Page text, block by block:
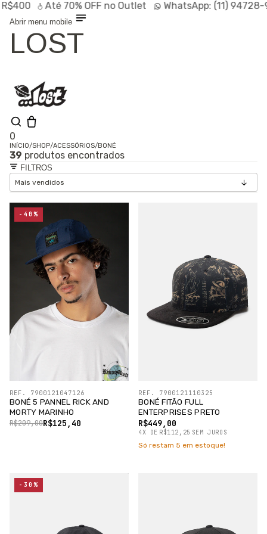
Até 70% OFFno Outlet WhatsApp:(11) 94728-9569
Abrir menu mobile
LOST
0
Shop
Lançamentos
Linhas
Especiais
Outlet SALE
INÍCIO/SHOP/ACESSÓRIOS/BONÉ
39 produtos encontrados
FILTROS
BONÉ 5 PANNEL RICK AND
MORTY MARINHO
R$125,40
R$209,00
REF. 7900121047126
-40%
BONÉ FITÃO FULL
ENTERPRISES PRETO
R$449,00
4X DE R$112,25 SEM JUROS
REF. 7900121110325
Só restam 5 em estoque!
-30%